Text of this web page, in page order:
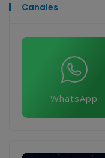
Canales
WhatsApp